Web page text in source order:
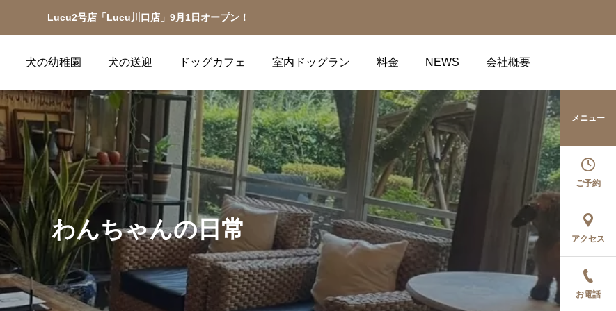
Lucu2号店「Lucu川口店」9月1日オープン！
犬の幼稚園 犬の送迎 ドッグカフェ 室内ドッグラン 料金 NEWS 会社概要
メニュー
ご予約
アクセス
お電話
わんちゃんの日常